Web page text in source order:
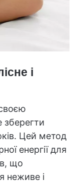
і
зберегти
Цей метод
енергії для
що
неживе і